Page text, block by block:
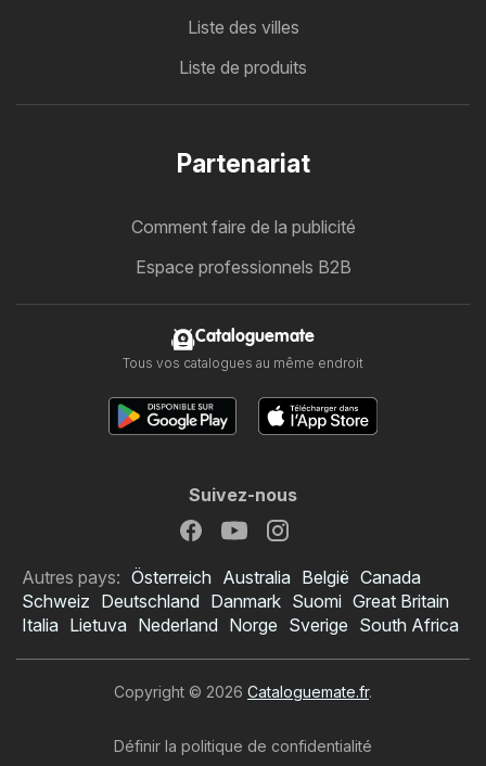
Liste des villes
Liste de produits
Partenariat
Comment faire de la publicité
Espace professionnels B2B
Cataloguemate
Tous vos catalogues au même endroit
Suivez-nous
Autres pays: Österreich Australia België Canada
Schweiz Deutschland Danmark Suomi Great Britain
Italia Lietuva Nederland Norge Sverige South Africa
Copyright © 2026 Cataloguemate.fr.
Définir la politique de confidentialité